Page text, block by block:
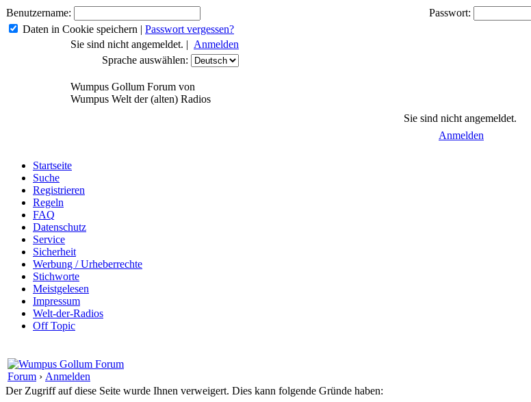
Benutzername:
Passwort:
Daten in Cookie speichern | Passwort vergessen?
Sie sind nicht angemeldet. | Anmelden
Sprache auswählen:
Wumpus Gollum Forum von
Wumpus Welt der (alten) Radios
Sie sind nicht angemeldet.
Anmelden
Startseite
Suche
Registrieren
Regeln
FAQ
Datenschutz
Service
Sicherheit
Werbung / Urheberrechte
Stichworte
Meistgelesen
Impressum
Welt-der-Radios
Off Topic
Forum › Anmelden
Der Zugriff auf diese Seite wurde Ihnen verweigert. Dies kann folgende Gründe haben: